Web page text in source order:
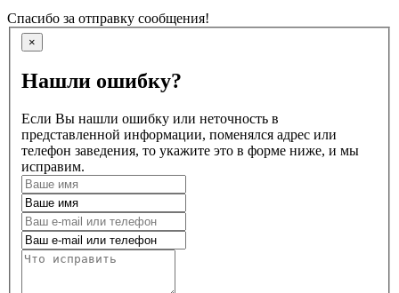
Спасибо за отправку сообщения!
×
Нашли ошибку?
Если Вы нашли ошибку или неточность в
представленной информации, поменялся адрес или
телефон заведения, то укажите это в форме ниже, и мы
исправим.